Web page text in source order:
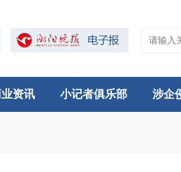
资讯 小记者俱乐部 涉企